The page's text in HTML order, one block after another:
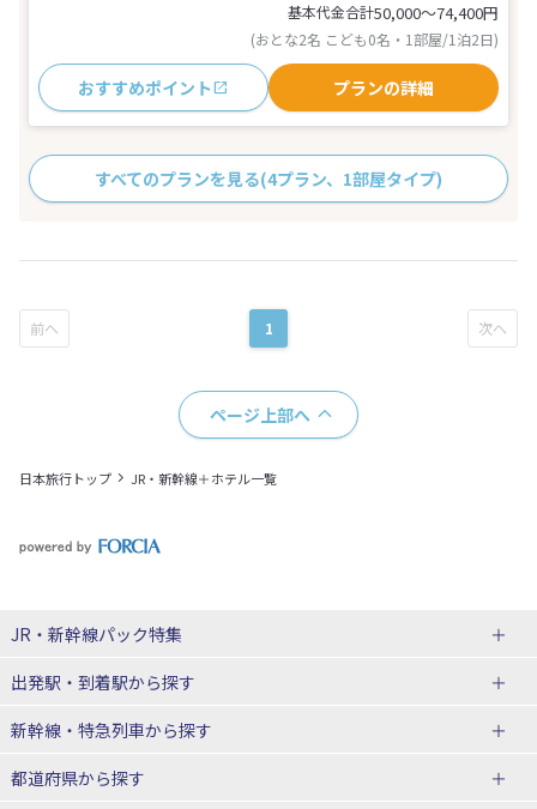
基本代金合計50,000〜74,400円
(おとな2名 こども0名・1部屋/1泊2日)
おすすめポイント プランの詳細
すべてのプランを見る(4プラン、1部屋タイプ)
1
ページ上部へ
日本旅行トップ JR・新幹線＋ホテル一覧
JR・新幹線パック特集
JR・新幹線＋ホテルパック
出張パック
出発駅・到着駅から探す
秋田⇔東京 新幹線パック
仙台→東京 新幹線パック
新幹線・特急列車から探す
北海道新幹線 旅行
都道府県から探す